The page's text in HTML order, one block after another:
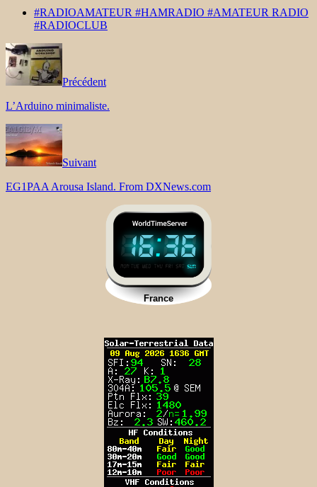
#RADIOAMATEUR #HAMRADIO #AMATEUR RADIO
#RADIOCLUB
Précédent
L’Arduino minimaliste.
Suivant
EG1PAA Arousa Island. From DXNews.com